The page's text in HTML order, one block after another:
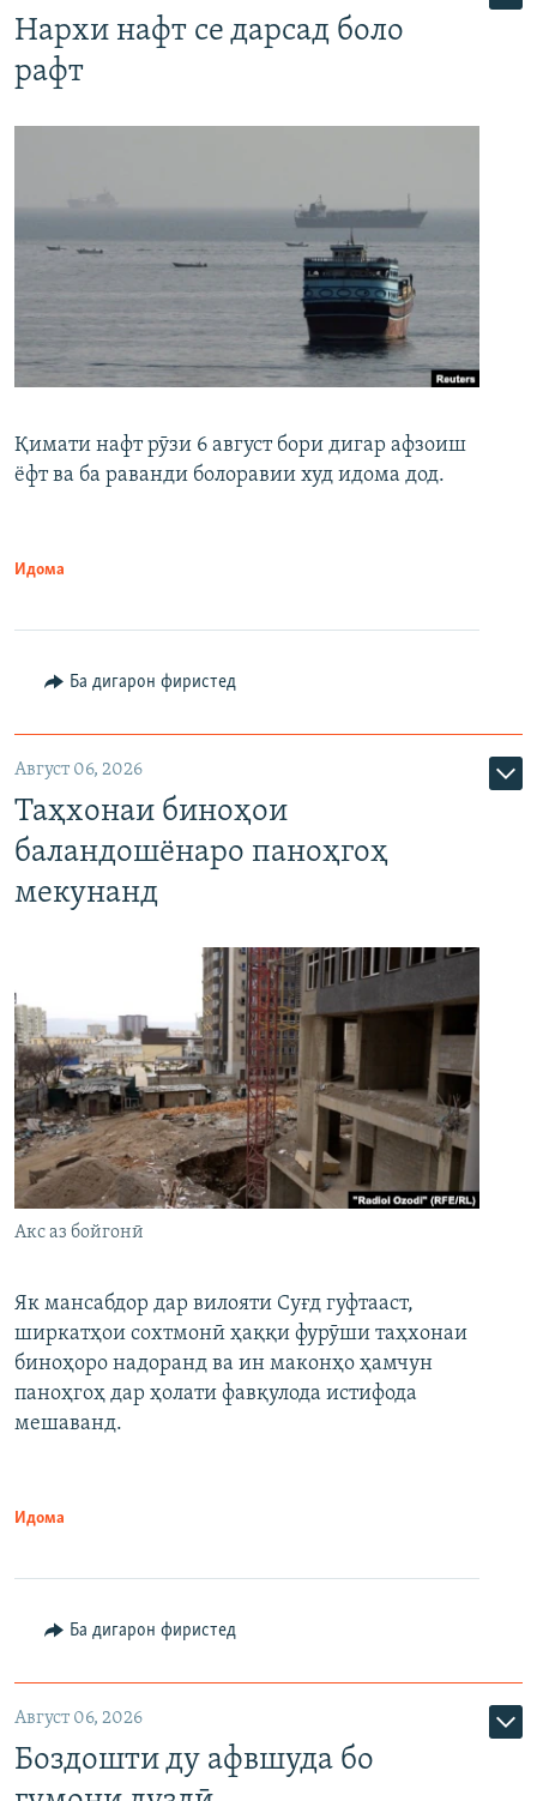
Нархи нафт се дарсад боло
рафт
Қимати нафт рӯзи 6 август бори дигар афзоиш
ёфт ва ба раванди болоравии худ идома дод.
Идома
Ба дигарон фиристед
Август 06, 2026
Таҳхонаи биноҳои
баландошёнаро паноҳгоҳ
мекунанд
Акс аз бойгонӣ
Як мансабдор дар вилояти Суғд гуфтааст,
ширкатҳои сохтмонӣ ҳаққи фурӯши таҳхонаи
биноҳоро надоранд ва ин маконҳо ҳамчун
паноҳгоҳ дар ҳолати фавқулода истифода
мешаванд.
Идома
Ба дигарон фиристед
Август 06, 2026
Боздошти ду афвшуда бо